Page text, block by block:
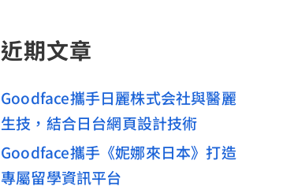
近期文章
Goodface攜手日麗株式会社與醫麗
生技，結合日台網頁設計技術
Goodface攜手《妮娜來日本》打造
專屬留學資訊平台